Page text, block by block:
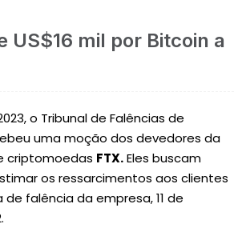
US$16 mil por Bitcoin a
o Tribunal de Falências de
uma moção dos devedores da
criptomoedas FTX.Eles buscam
os ressarcimentos aos clientes
falência da empresa, 11 de